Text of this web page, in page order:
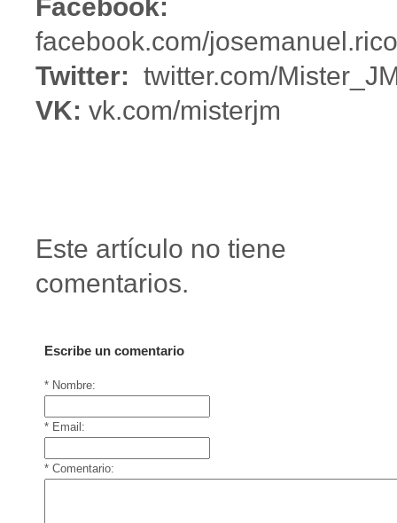
Facebook:
facebook.com/
Twitter: twitter.com/
VK: vk.com/misterjm
Este artículo no tiene
comentarios.
Escribe un comentario
* Nombre:
* Email:
* Comentario: